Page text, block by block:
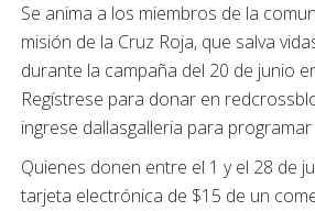
Se anima a los miembros de la
misión de la Cruz Roja, que salva
durante la campaña del 20 de junio
Regístrese para donar en
ingrese dallasgalleria para
Quienes donen entre el 1 y el 28 de
tarjeta electrónica de $15 de un